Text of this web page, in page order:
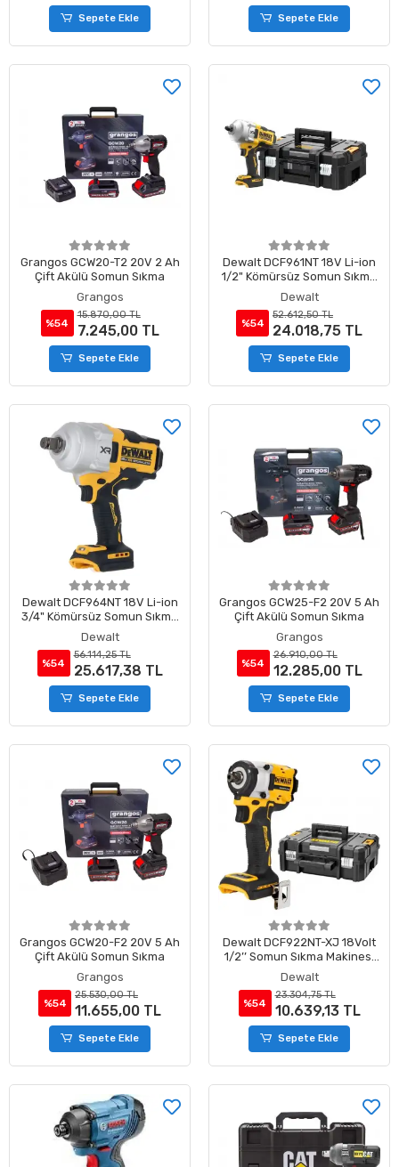
Sepete Ekle Sepete Ekle
Grangos GCW20-T2 20V 2 Ah
Çift Akülü Somun Sıkma
Grangos
%54
15.870,00 TL
7.245,00 TL
Sepete Ekle
Dewalt DCF961NT 18V Li-ion
1/2" Kömürsüz Somun Sıkma
(Aküsüz)
Dewalt
%54
52.612,50 TL
24.018,75 TL
Sepete Ekle
Dewalt DCF964NT 18V Li-ion
3/4" Kömürsüz Somun Sıkma
(Aküsüz)
Dewalt
%54
56.114,25 TL
25.617,38 TL
Sepete Ekle
Grangos GCW25-F2 20V 5 Ah
Çift Akülü Somun Sıkma
Grangos
%54
26.910,00 TL
12.285,00 TL
Sepete Ekle
Grangos GCW20-F2 20V 5 Ah
Çift Akülü Somun Sıkma
Grangos
%54
25.530,00 TL
11.655,00 TL
Sepete Ekle
Dewalt DCF922NT-XJ 18Volt
1/2’’ Somun Sıkma Makinesi
(Aküsüz)
Dewalt
%54
23.304,75 TL
10.639,13 TL
Sepete Ekle